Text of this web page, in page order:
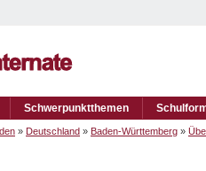
Schwerpunktthemen
» Deutschland » Baden-Württemberg »